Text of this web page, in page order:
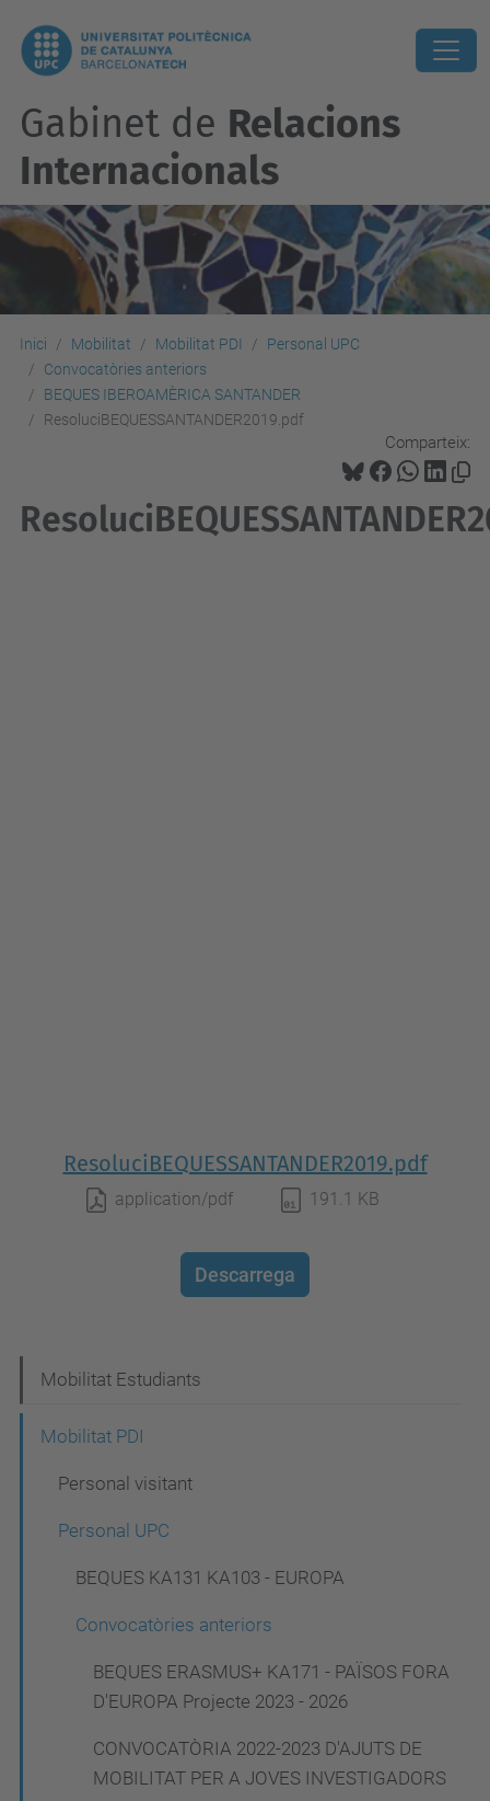
Gabinet de Relacions
Internacionals
Inici Mobilitat Mobilitat PDI
Personal UPC
Convocatòries anteriors
BEQUES IBEROAMÈRICA SANTANDER
ResoluciBEQUESSANTANDER2019.pdf
Comparteix:
ResoluciBEQUESSANTANDER2019.pdf
application/pdf 191.1 KB
Descarrega
a
Mobilitat Estudiants
Mobilitat PDI
Personal visitant
Personal UPC
BEQUES KA131 KA103 - EUROPA
Convocatòries anteriors
BEQUES ERASMUS+ KA171 - PAÏSOS FORA
D'EUROPA Projecte 2023 - 2026
CONVOCATÒRIA 2022-2023 D'AJUTS DE
MOBILITAT PER A JOVES INVESTIGADORS